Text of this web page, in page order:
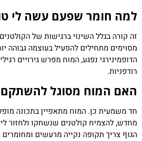
למה חומר שפעם עשה לי
זה קורה בגלל השינוי ברגישות של
מסוימים מתחילים להפעיל בעוצמה גבוהה
הדופמינירגי נפגע, המוח מפרש גירויים
רודפניות.
האם המוח מסוגל להשתקם
חד משמעית כן. המוח מתאפיין בתכונה
מחדש, להצמיח קולטנים שנשחקו ולחזור
הגוף צריך תקופה נקייה מרעשים